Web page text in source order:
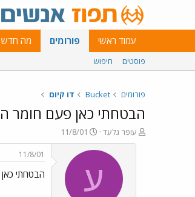
עמוד ראשי פורומים מה חדש
פוסטים חיפוש
פורומים Bucket דו קיום
הבטחתי כאן פעם חומר
פ
ו
עופר גלעד
פ
ו
ר
ם
ב
11/8/01
ע
11/8/01
הבטחתי